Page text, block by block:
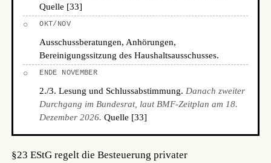
Quelle [33]
○ OKT/NOV
Ausschussberatungen, Anhörungen,
Bereinigungssitzung des Haushaltsausschusses.
○ ENDE NOVEMBER
2./3. Lesung und Schlussabstimmung. Danach zweiter
Durchgang im Bundesrat, laut BMF-Zeitplan am 18.
Dezember 2026. Quelle [33]
§23 EStG regelt die Besteuerung privater